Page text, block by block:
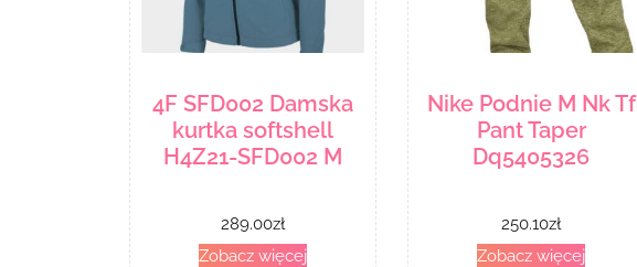
4F SFD002 Damska
kurtka softshell
H4Z21-SFD002 M
289.00zł
Zobacz więcej
Nike Podnie M Nk Tf
Pant Taper
Dq5405326
250.10zł
Zobacz więcej